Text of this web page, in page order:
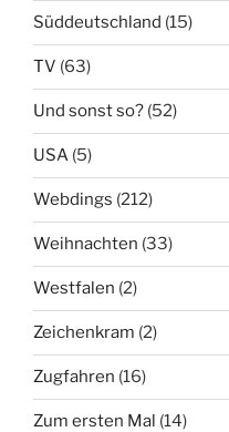
Süddeutschland (15)
TV (63)
Und sonst so? (52)
USA (5)
Webdings (212)
Weihnachten (33)
Westfalen (2)
Zeichenkram (2)
Zugfahren (16)
Zum ersten Mal (14)